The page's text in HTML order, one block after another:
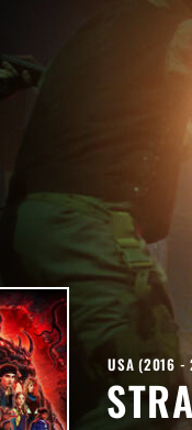
USA (2016 -